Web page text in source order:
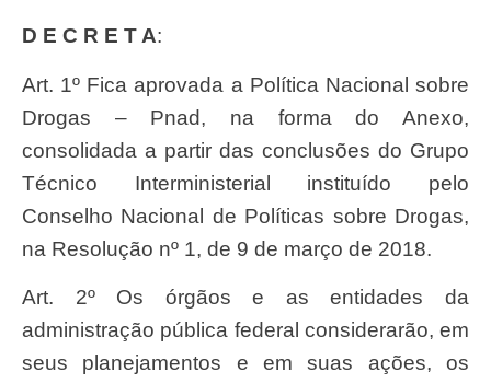
D E C R E T A:
Art. 1º Fica aprovada a Política Nacional sobre
Drogas – Pnad, na forma do Anexo,
consolidada a partir das conclusões do Grupo
Técnico Interministerial instituído pelo
Conselho Nacional de Políticas sobre Drogas,
na Resolução nº 1, de 9 de março de 2018.
Art. 2º Os órgãos e as entidades da
administração pública federal considerarão, em
seus planejamentos e em suas ações, os